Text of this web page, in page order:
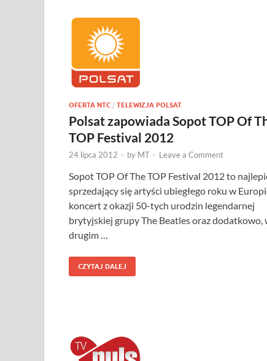
OFERTA NTC / TELEWIZJA POLSAT
Polsat zapowiada Sopot TOP Of
TOP Festival 2012
24 lipca 2012 - by MT - Leave a Comment
Sopot TOP Of The TOP Festival 2012 to
sprzedający się artyści ubiegłego roku w
koncert z okazji 50-tych urodzin legendarnej
brytyjskiej grupy The Beatles oraz dodatkowo,
drugim …
CZYTAJ DALEJ